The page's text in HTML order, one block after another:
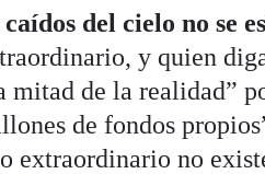
del cielo no se
y quien
de la realidad”
de fondos
extraordinario no